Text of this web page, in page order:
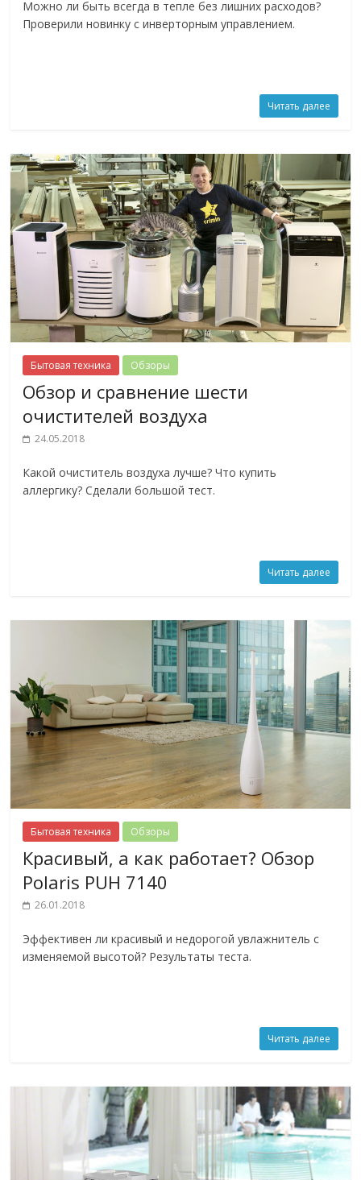
Можно ли быть всегда в тепле без лишних расходов?
Проверили новинку с инверторным управлением.
Читать далее
Бытовая техника Обзоры
Обзор и сравнение шести
очистителей воздуха
24.05.2018
Какой очиститель воздуха лучше? Что купить
аллергику? Сделали большой тест.
Читать далее
Бытовая техника Обзоры
Красивый, а как работает? Обзор
Polaris PUH 7140
26.01.2018
Эффективен ли красивый и недорогой увлажнитель с
изменяемой высотой? Результаты теста.
Читать далее